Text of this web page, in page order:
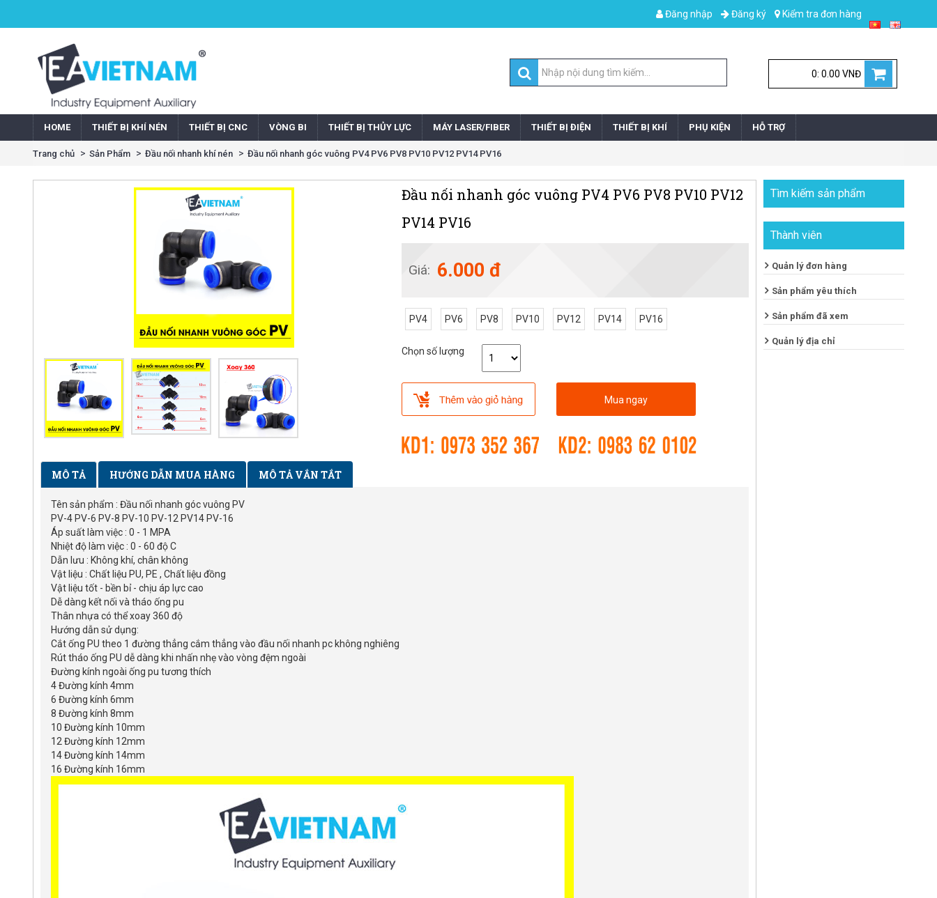
Kiểm tra đơn hàng
Đăng ký
Đăng nhập
0: 0.00 VNĐ
HOME THIẾT BỊ KHÍ NÉN THIẾT BỊ CNC VÒNG BI THIẾT BỊ THỦY LỰC MÁY LASER/FIBER THIẾT BỊ ĐIỆN THIẾT BỊ KHÍ PHỤ KIỆN HỖ TRỢ
Trang chủ Sản Phẩm Đầu nối nhanh khí nén Đầu nối nhanh góc vuông PV4 PV6 PV8 PV10 PV12 PV14 PV16
Đầu nối nhanh góc vuông PV4 PV6 PV8 PV10 PV12
PV14 PV16
Giá: 6.000 đ
PV4 PV6 PV8 PV10 PV12 PV14 PV16
Chọn số lượng
Mua ngay
MÔ TẢ HƯỚNG DẪN MUA HÀNG MÔ TẢ VẮN TẮT
Tên sản phẩm : Đầu nối nhanh góc vuông PV
PV-4 PV-6 PV-8 PV-10 PV-12 PV14 PV-16
Áp suất làm việc : 0 - 1 MPA
Nhiệt độ làm việc : 0 - 60 độ C
Dẫn lưu : Không khí, chân không
Vật liệu : Chất liệu PU, PE , Chất liệu đồng
Vật liệu tốt - bền bỉ - chịu áp lực cao
Dễ dàng kết nối và tháo ống pu
Thân nhựa có thể xoay 360 độ
Hướng dẫn sử dụng:
Cắt ống PU theo 1 đường thẳng cắm thẳng vào đầu nối nhanh pc không nghiêng
Rút tháo ống PU dễ dàng khi nhấn nhẹ vào vòng đệm ngoài
Đường kính ngoài ống pu tương thích
4 Đường kính 4mm
6 Đường kính 6mm
8 Đường kính 8mm
10 Đường kính 10mm
12 Đường kính 12mm
14 Đường kính 14mm
16 Đường kính 16mm
Tìm kiếm sản phẩm
Thành viên
Quản lý đơn hàng
Sản phẩm yêu thích
Sản phẩm đã xem
Quản lý địa chỉ